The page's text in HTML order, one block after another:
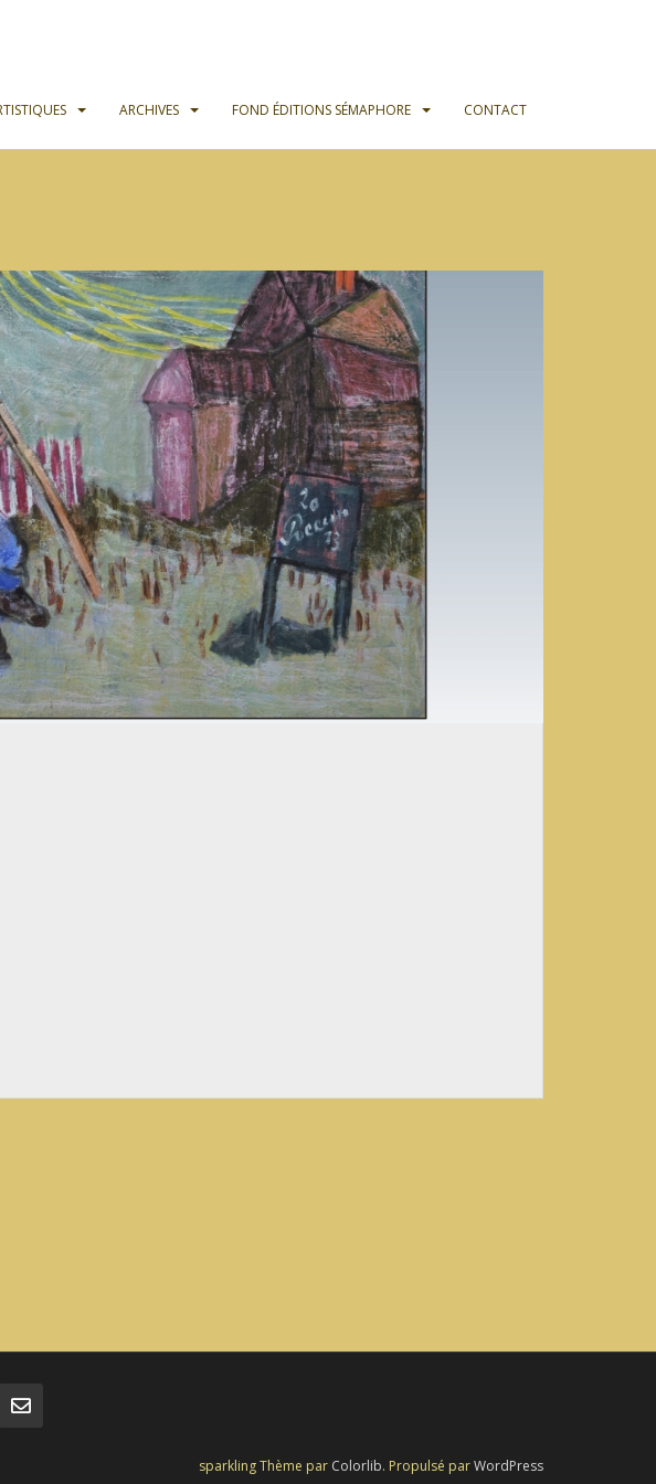
ARCHIVES FOND ÉDITIONS SÉMAPHORE CONTACT
sparkling Thème par Colorlib. Propulsé parWordPress